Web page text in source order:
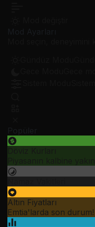
Altın Fiyatları
Emtia'larda son durum!